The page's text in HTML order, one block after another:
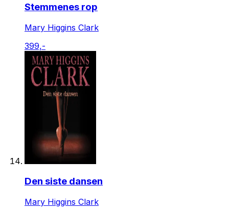
Stemmenes rop
Mary Higgins Clark
399,-
Den siste dansen
Mary Higgins Clark